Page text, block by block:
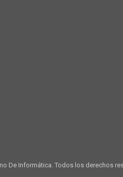
De Informática. Todos los derechos